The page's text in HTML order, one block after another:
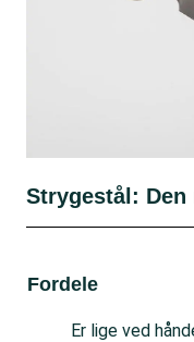
Strygestål:
Fordele
Er lige ved